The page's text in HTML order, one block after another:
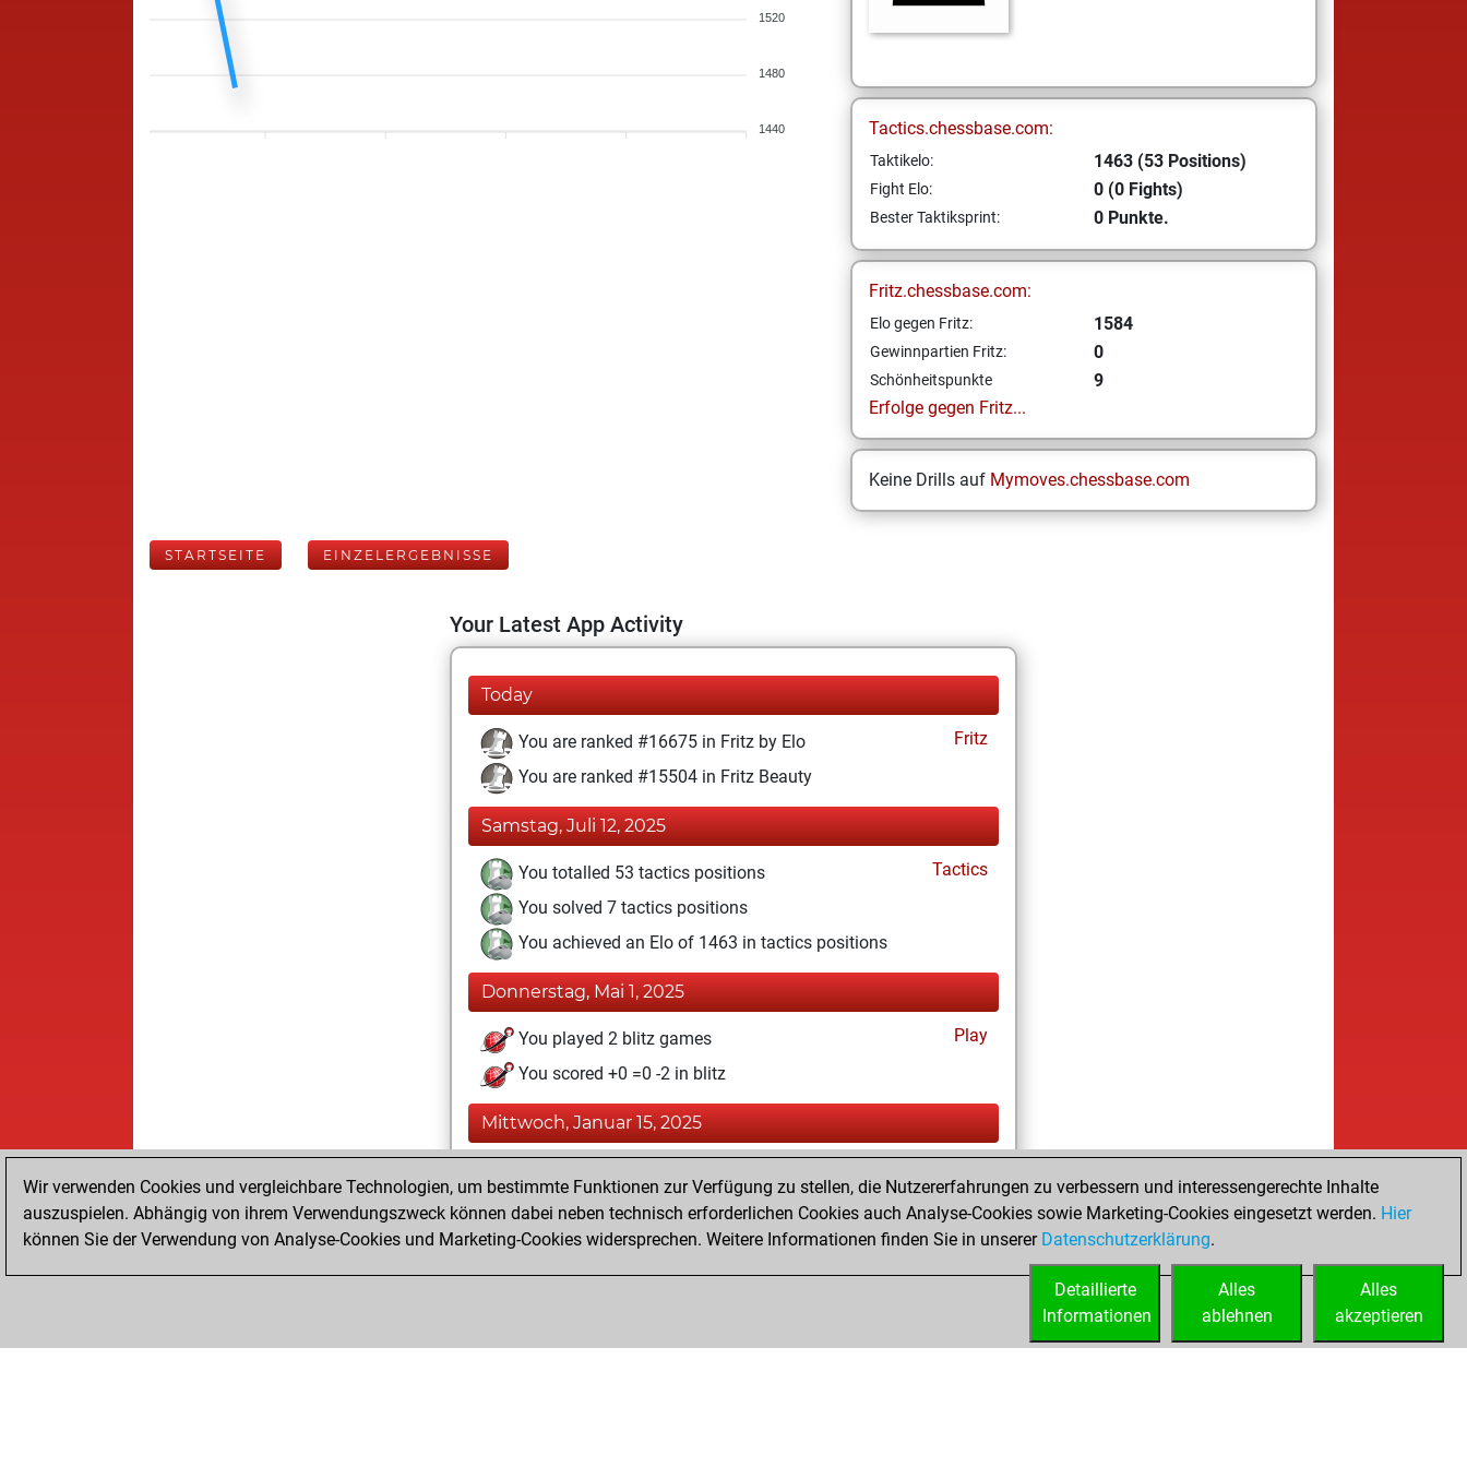
1520
1480
1440 Tactics.chessbase.com:
Taktikelo: 1463 (53 Positions)
Fight Elo: 0 (0 Fights)
Bester Taktiksprint: 0 Punkte.
Fritz.chessbase.com:
Elo gegen Fritz: 1584
Gewinnpartien Fritz: 0
Schönheitspunkte
9
Erfolge gegen Fritz...
Keine Drills auf Mymoves.chessbase.com
STARTSEITE EINZELERGEBNISSE
Your Latest App Activity
Today
You are ranked #16675 in Fritz by Elo
Fritz
You are ranked #15504 in Fritz Beauty
Samstag, Juli 12, 2025
You totalled 53 tactics positions
Tactics
You solved 7 tactics positions
You achieved an Elo of 1463 in tactics positions
Donnerstag, Mai 1, 2025
You played 2 blitz games
Play
You scored +0 =0 -2 in blitz
Mittwoch, Januar 15, 2025
You achieved a new Elo of 1584
You created your Fritz account
Wir verwenden Cookies und vergleichbare Technologien, um bestimmte Funktionen zur Verfügung zu stellen, die Nutzererfahrungen zu verbessern und interessengerechte Inhalte
auszuspielen. Abhängig von ihrem Verwendungszweck können dabei neben technisch erforderlichen Cookies auch Analyse-Cookies sowie Marketing-Cookies eingesetzt werden. Hier
können Sie der Verwendung von Analyse-Cookies und Marketing-Cookies widersprechen. Weitere Informationen finden Sie in unserer Datenschutzerklärung.
Alles
akzeptieren
Alles
ablehnen
Detaillierte
Informationen